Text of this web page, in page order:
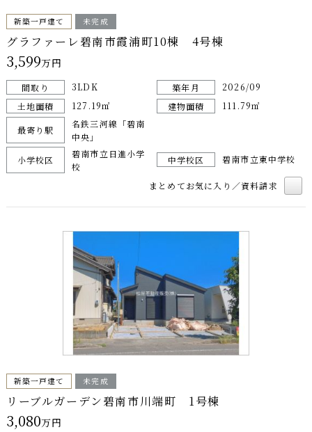
新築一戸建て 未完成
グラファーレ碧南市霞浦町10棟 4号棟
3,599万円
間取り 3LDK 築年月
2026/09
土地面積
127.19㎡ 建物面積 111.79㎡
最寄り駅
名鉄三河線「碧南
中央」
小学校区
碧南市立日進小学
校
中学校区 碧南市立東中学校
まとめてお気に入り／資料請求
新築一戸建て 未完成
リーブルガーデン碧南市川端町 1号棟
3,080万円